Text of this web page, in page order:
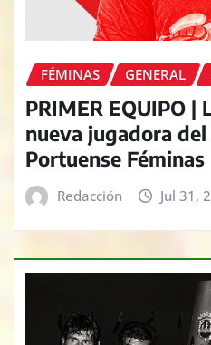
FÉMINAS GENERAL
PRIMER EQUIPO |
nueva jugadora del
Portuense Féminas
Redacción Jul 31,